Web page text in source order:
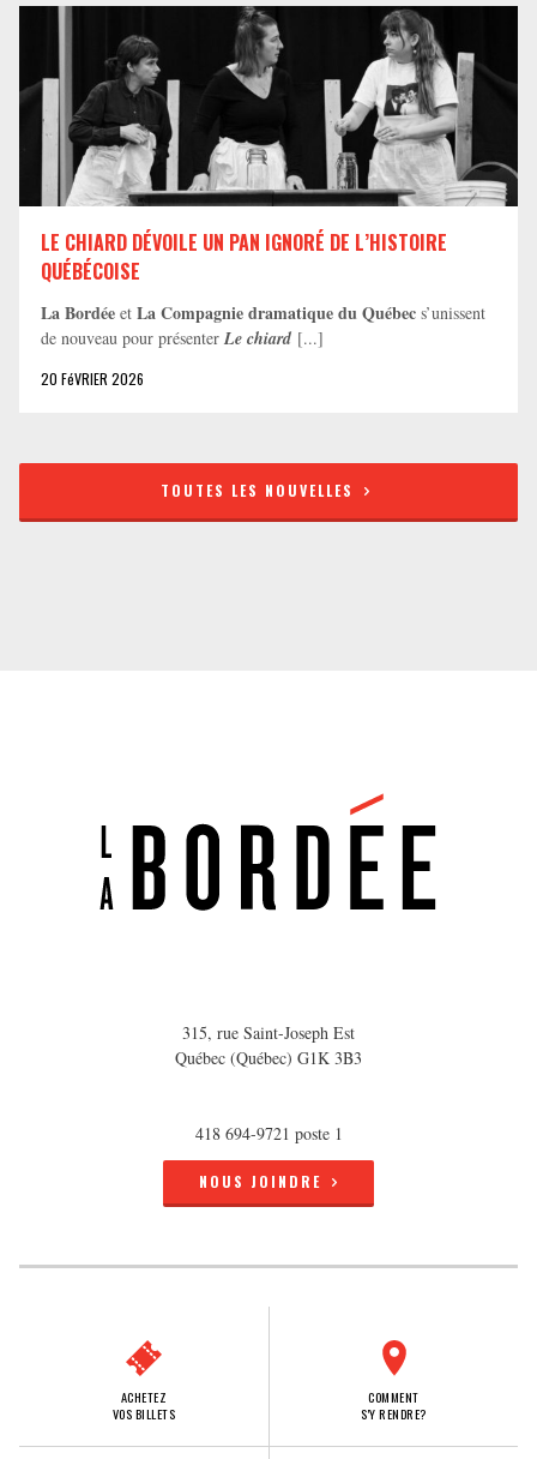
LE CHIARD DÉVOILE UN PAN IGNORÉ DE L’HISTOIRE
QUÉBÉCOISE
La Bordée et La Compagnie dramatique du Québec s’unissent
de nouveau pour présenter Le chiard [...]
20 FéVRIER 2026
TOUTES LES NOUVELLES
315, rue Saint-Joseph Est
Québec (Québec) G1K 3B3
418 694-9721 poste 1
NOUS JOINDRE
ACHETEZ
VOS BILLETS
COMMENT
S'Y RENDRE?